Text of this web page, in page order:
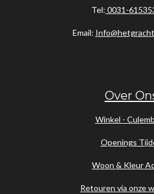
Tel: 0031-
Email:
Over
Winkel -
Openings
Woon & Kleur
Retouren via onze